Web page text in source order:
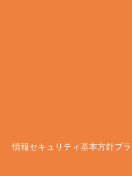
情報セキュリティ基本方針プ